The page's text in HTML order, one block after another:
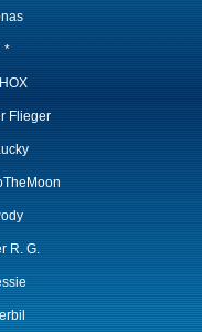
*
Flieger
R. G.